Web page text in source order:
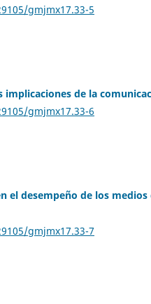
gmjmx17.33-5
implicaciones de la
gmjmx17.33-6
el desempeño de los
gmjmx17.33-7